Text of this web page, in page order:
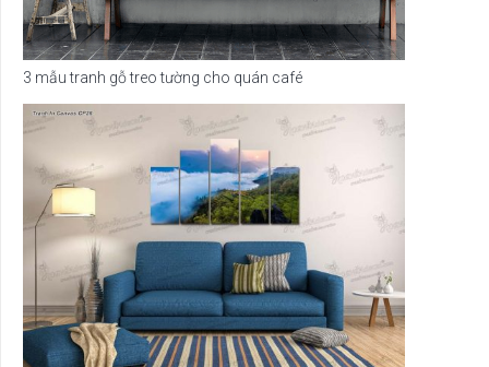
3 mẫu tranh gỗ treo tường cho quán café